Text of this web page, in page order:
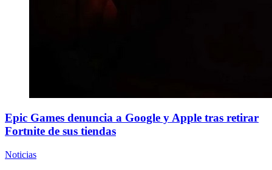
Epic Games denuncia a Google y Apple tras retirar
Fortnite de sus tiendas
Noticias